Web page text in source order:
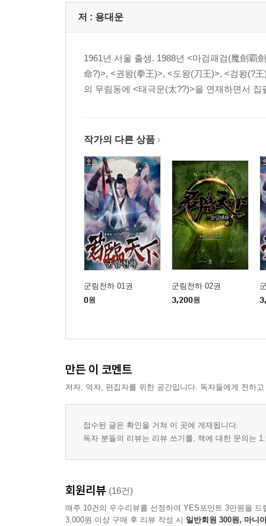
저 : 용대운
1961년 서울 출생. 1988년 <마검패검(魔劍覇
命?)>, <권왕(拳王)>, <도왕(刀王)>, <검왕(?
의 무림동에 <태극문(太??)>을 연재하면서
작가의 다른 상품
군림천하 01권
0원
군림천하 02권
3,200원
만든 이 코멘트
저자, 역자, 편집자를 위한 공간입니다. 독자들에게 전하
접수된 글은 확인을 거쳐 이 곳에 게재됩니다.
독자 분들의 리뷰는 리뷰 쓰기를, 책에 대한 문의는
회원리뷰 (16건)
매주 10건의 우수리뷰를 선정하여 YES포인트 3만원을 드
3,000원 이상 구매 후 리뷰 작성 시 일반회원 300원, 마니